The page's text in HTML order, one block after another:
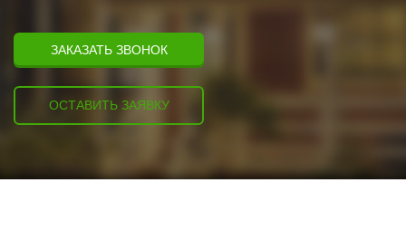
ЗАКАЗАТЬ ЗВОНОК
ОСТАВИТЬ ЗАЯВКУ